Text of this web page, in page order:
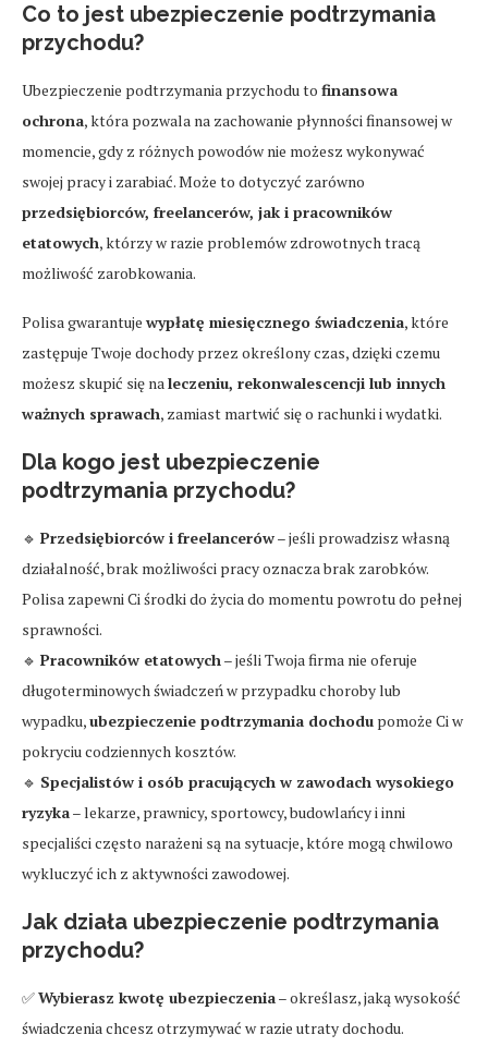
Co to jest ubezpieczenie podtrzymania
przychodu?
Ubezpieczenie podtrzymania przychodu to finansowa
ochrona, która pozwala na zachowanie płynności finansowej w
momencie, gdy z różnych powodów nie możesz wykonywać
swojej pracy i zarabiać. Może to dotyczyć zarówno
przedsiębiorców, freelancerów, jak i pracowników
etatowych, którzy w razie problemów zdrowotnych tracą
możliwość zarobkowania.
Polisa gwarantuje wypłatę miesięcznego świadczenia, które
zastępuje Twoje dochody przez określony czas, dzięki czemu
możesz skupić się naleczeniu, rekonwalescencji lub innych
ważnych sprawach, zamiast martwić się o rachunki i wydatki.
Dla kogo jest ubezpieczenie
podtrzymania przychodu?
🔹 Przedsiębiorców i freelancerów– jeśli prowadzisz własną
działalność, brak możliwości pracy oznacza brak zarobków.
Polisa zapewni Ci środki do życia do momentu powrotu do pełnej
sprawności.
🔹 Pracowników etatowych– jeśli Twoja firma nie oferuje
długoterminowych świadczeń w przypadku choroby lub
wypadku,ubezpieczenie podtrzymania dochodu pomoże Ci w
pokryciu codziennych kosztów.
🔹 Specjalistów i osób pracujących w zawodach wysokiego
ryzyka– lekarze, prawnicy, sportowcy, budowlańcy i inni
specjaliści często narażeni są na sytuacje, które mogą chwilowo
wykluczyć ich z aktywności zawodowej.
Jak działa ubezpieczenie podtrzymania
przychodu?
✅Wybierasz kwotę ubezpieczenia– określasz, jaką wysokość
świadczenia chcesz otrzymywać w razie utraty dochodu.